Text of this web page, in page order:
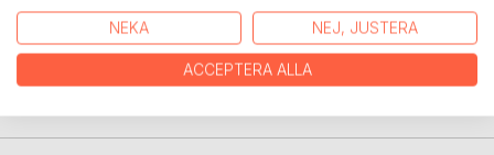
sig vilket förvirrar honom. Han försöker förändra sig och
anpassa sig till de krav som ställs utav samhället. Hans
barndomskompis blir däremot en vetenskapsman, en
supersapiens. Trots skillnaden mellan de två blir deras
NEKA NEJ, JUSTERA
ACCEPTERA ALLA